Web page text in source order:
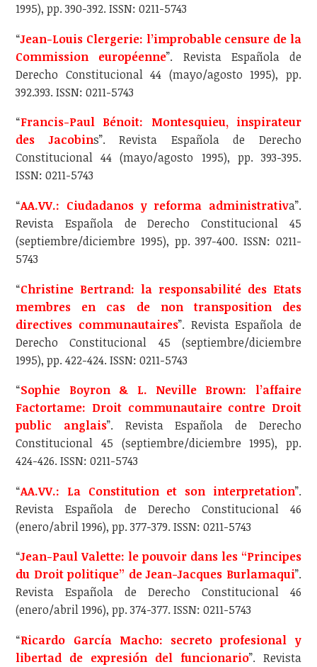
1995), pp. 390-392. ISSN: 0211-5743
“Jean-Louis Clergerie: l’improbable censure de la
Commission européenne”. Revista Española de
Derecho Constitucional 44 (mayo/agosto 1995), pp.
392.393. ISSN: 0211-5743
“Francis-Paul Bénoit: Montesquieu, inspirateur
des Jacobins”. Revista Española de Derecho
Constitucional 44 (mayo/agosto 1995), pp. 393-395.
ISSN: 0211-5743
“AA.VV.: Ciudadanos y reforma administrativa”.
Revista Española de Derecho Constitucional 45
(septiembre/diciembre 1995), pp. 397-400. ISSN: 0211-
5743
“Christine Bertrand: la responsabilité des Etats
membres en cas de non transposition des
directives communautaires”. Revista Española de
Derecho Constitucional 45 (septiembre/diciembre
1995), pp. 422-424. ISSN: 0211-5743
“Sophie Boyron & L. Neville Brown: l’affaire
Factortame: Droit communautaire contre Droit
public anglais”. Revista Española de Derecho
Constitucional 45 (septiembre/diciembre 1995), pp.
424-426. ISSN: 0211-5743
“AA.VV.: La Constitution et son interpretation”.
Revista Española de Derecho Constitucional 46
(enero/abril 1996), pp. 377-379. ISSN: 0211-5743
“Jean-Paul Valette: le pouvoir dans les “Principes
du Droit politique” de Jean-Jacques Burlamaqui”.
Revista Española de Derecho Constitucional 46
(enero/abril 1996), pp. 374-377. ISSN: 0211-5743
“Ricardo García Macho: secreto profesional y
libertad de expresión del funcionario”. Revista